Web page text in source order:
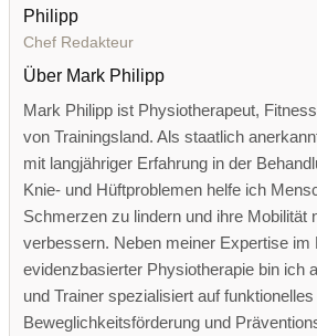
Philipp
Chef Redakteur
Über Mark Philipp
Mark Philipp ist Physiotherapeut,
von Trainingsland. Als staatlich
mit langjähriger Erfahrung in der
Knie- und Hüftproblemen helfe ich
Schmerzen zu lindern und ihre Mobilität
verbessern. Neben meiner Expertise im
evidenzbasierter Physiotherapie bin ich
und Trainer spezialisiert auf funktionelles
Beweglichkeitsförderung und